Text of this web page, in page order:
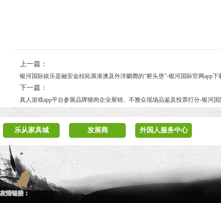
上一篇：
银河国际娱乐是融安金桔拓展港澳及外洋阛阓的“桥头堡”-银河国际官网app
下一篇：
真人游戏app平台参展品牌猪肉企业展销、不雅众现场品鉴及投票打分-银河
乐从家具城 发展商 外国人服务中心
友情链接：